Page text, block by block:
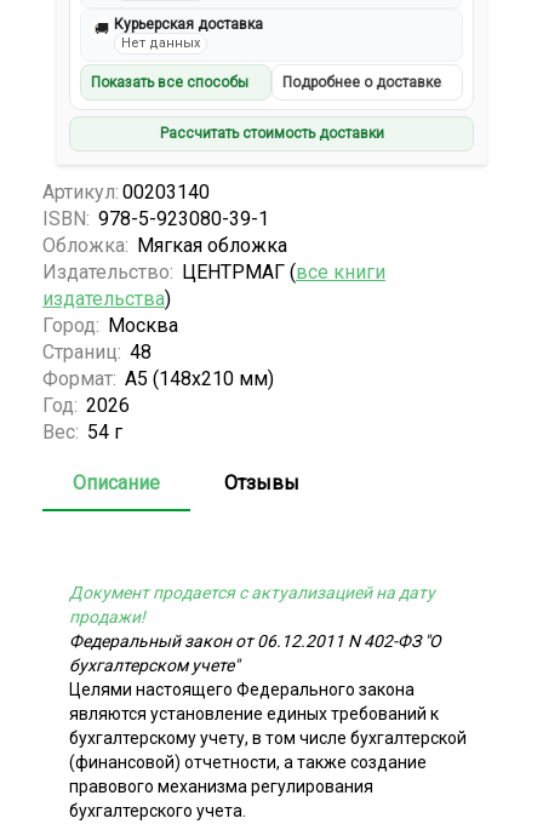
🚚 Курьерская доставка
Нет данных
Показать все способы Подробнее о доставке
Рассчитать стоимость доставки
Артикул: 00203140
ISBN: 978-5-923080-39-1
Обложка: Мягкая обложка
Издательство: ЦЕНТРМАГ (все книги
издательства)
Город: Москва
Страниц: 48
Формат: А5 (148x210 мм)
Год: 2026
Вес: 54 г
Описание Отзывы
Документ продается с актуализацией на дату
продажи!
Федеральный закон от 06.12.2011 N 402-ФЗ "О
бухгалтерском учете"
Целями настоящего Федерального закона
являются установление единых требований к
бухгалтерскому учету, в том числе бухгалтерской
(финансовой) отчетности, а также создание
правового механизма регулирования
бухгалтерского учета.